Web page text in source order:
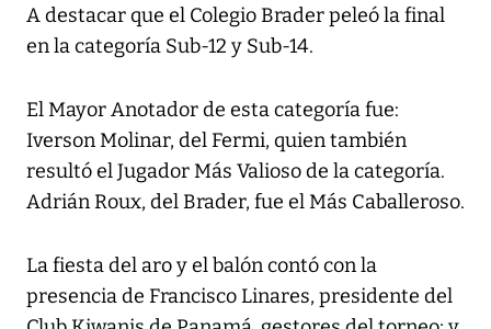
A destacar que el Colegio Brader peleó la final
en la categoría Sub-12 y Sub-14.
El Mayor Anotador de esta categoría fue:
Iverson Molinar, del Fermi, quien también
resultó el Jugador Más Valioso de la categoría.
Adrián Roux, del Brader, fue el Más Caballeroso.
La fiesta del aro y el balón contó con la
presencia de Francisco Linares, presidente del